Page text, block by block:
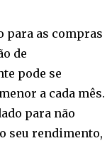
para as compras
de
pode se
a cada mês.
para não
seu rendimento,